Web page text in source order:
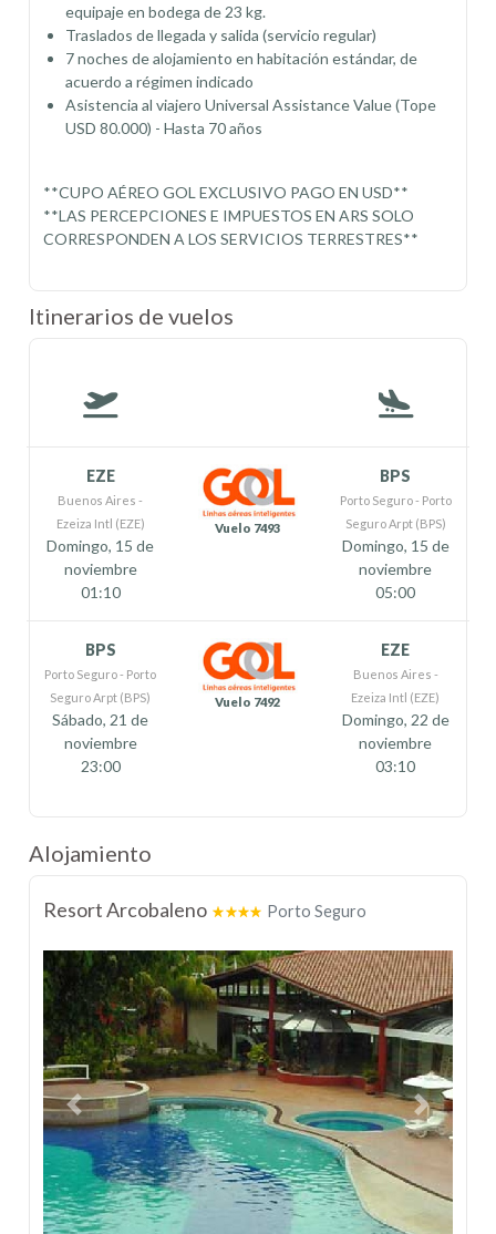
equipaje en bodega de 23 kg.
Traslados de llegada y salida (servicio regular)
7 noches de alojamiento en habitación estándar, de
acuerdo a régimen indicado
Asistencia al viajero Universal Assistance Value (Tope
USD 80.000) - Hasta 70 años
**CUPO AÉREO GOL EXCLUSIVO PAGO EN USD**
**LAS PERCEPCIONES E IMPUESTOS EN ARS SOLO
CORRESPONDEN A LOS SERVICIOS TERRESTRES**
Itinerarios de vuelos
EZE
Buenos Aires -
Ezeiza Intl (EZE)
Domingo, 15 de
noviembre
01:10
Vuelo 7493
BPS
Porto Seguro - Porto
Seguro Arpt (BPS)
Domingo, 15 de
noviembre
05:00
BPS
Porto Seguro - Porto
Seguro Arpt (BPS)
Sábado, 21 de
noviembre
23:00
Vuelo 7492
EZE
Buenos Aires -
Ezeiza Intl (EZE)
Domingo, 22 de
noviembre
03:10
Alojamiento
Resort Arcobaleno Porto Seguro
Previous Next